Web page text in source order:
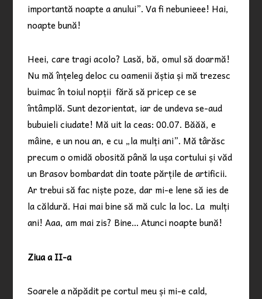
importantă noapte a anului”. Va fi nebunieee! Hai,
noapte bună!
Heei, care tragi acolo? Lasă, bă, omul să doarmă!
Nu mă înțeleg deloc cu oamenii ăștia și mă trezesc
buimac în toiul nopții fără să pricep ce se
întâmplă. Sunt dezorientat, iar de undeva se-aud
bubuieli ciudate! Mă uit la ceas: 00.07. Băăă, e
mâine, e un nou an, e cu „la mulți ani”. Mă târăsc
precum o omidă obosită până la ușa cortului și văd
un Brasov bombardat din toate părțile de artificii.
Ar trebui să fac niște poze, dar mi-e lene să ies de
la căldură. Hai mai bine să mă culc la loc. La mulți
ani! Aaa, am mai zis? Bine… Atunci noapte bună!
Ziua a II-a
Soarele a năpădit pe cortul meu și mi-e cald,